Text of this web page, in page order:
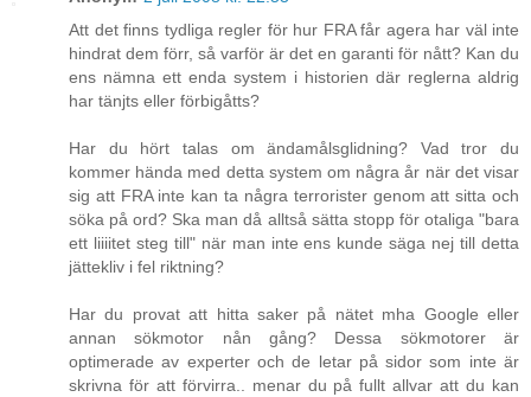
Att det finns tydliga regler för hur FRA får agera har väl inte
hindrat dem förr, så varför är det en garanti för nått? Kan du
ens nämna ett enda system i historien där reglerna aldrig
har tänjts eller förbigåtts?
Har du hört talas om ändamålsglidning? Vad tror du
kommer hända med detta system om några år när det visar
sig att FRA inte kan ta några terrorister genom att sitta och
söka på ord? Ska man då alltså sätta stopp för otaliga "bara
ett liiiitet steg till" när man inte ens kunde säga nej till detta
jättekliv i fel riktning?
Har du provat att hitta saker på nätet mha Google eller
annan sökmotor nån gång? Dessa sökmotorer är
optimerade av experter och de letar på sidor som inte är
skrivna för att förvirra.. menar du på fullt allvar att du kan